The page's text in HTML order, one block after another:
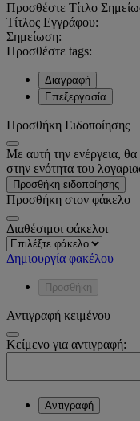
Προσθέστε Τίτλο
Τίτλος Εγγράφου:
Σημείωση:
Προσθέστε tags:
Διαγραφή
Επεξεργασία
Προσθήκη Ειδοποίησης
Με αυτή την ενέργεια, θα
στην ενότητα του
Προσθήκη ειδοποίησης
Προσθήκη στον φάκελο
Διαθέσιμοι φάκελοι
Δημιουργία φακέλου
Προσθήκη
Αντιγραφή κειμένου
Κείμενο για αντιγραφή:
Αντιγραφή